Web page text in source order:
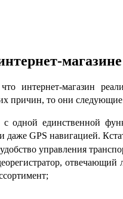
магазине
магазин
причин, то они
одной единственной
дажеGPS навигацией.
управления